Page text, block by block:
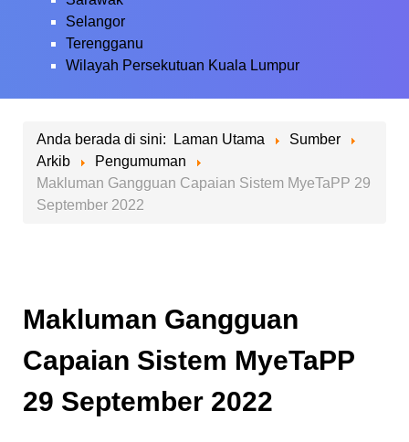
Selangor
Terengganu
Wilayah Persekutuan Kuala Lumpur
Anda berada di sini: Laman Utama
Sumber
Arkib
Pengumuman
Makluman Gangguan Capaian Sistem MyeTaPP 29
September 2022
Makluman Gangguan
Capaian Sistem MyeTaPP
29 September 2022